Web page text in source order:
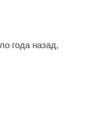
года назад,